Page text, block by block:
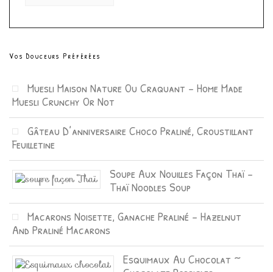
Vos Douceurs Préférées
Muesli Maison Nature Ou Craquant – Home Made
Muesli Crunchy Or Not
Gâteau D’anniversaire Choco Praliné, Croustillant
Feuilletine
Soupe Aux Nouilles Façon Thaï –
Thaï Noodles Soup
Macarons Noisette, Ganache Praliné – Hazelnut
And Praliné Macarons
Esquimaux Au Chocolat ~